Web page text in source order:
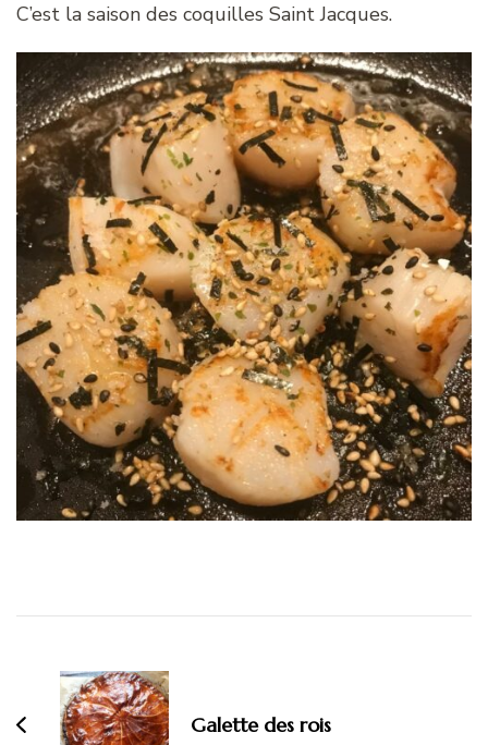
C’est la saison des coquilles Saint Jacques.
d'article
Galette des rois